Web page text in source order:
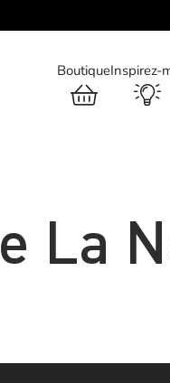
BoutiqueInspirez-
La